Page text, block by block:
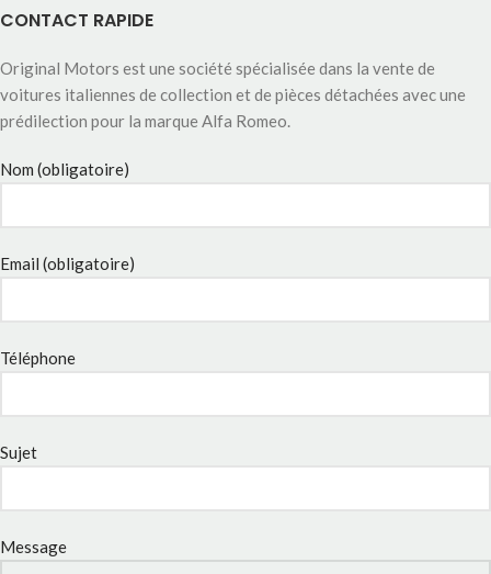
CONTACT RAPIDE
Original Motors est une société spécialisée dans la vente de
voitures italiennes de collection et de pièces détachées avec une
prédilection pour la marque Alfa Romeo.
Nom (obligatoire)
Email (obligatoire)
Téléphone
Sujet
Message